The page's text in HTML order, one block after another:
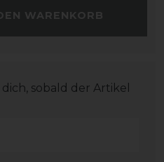
WARENKORB
sobald der Artikel